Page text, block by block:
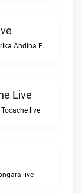
La Expresión de los andes...Amerika Andina FM live
Live
live
live